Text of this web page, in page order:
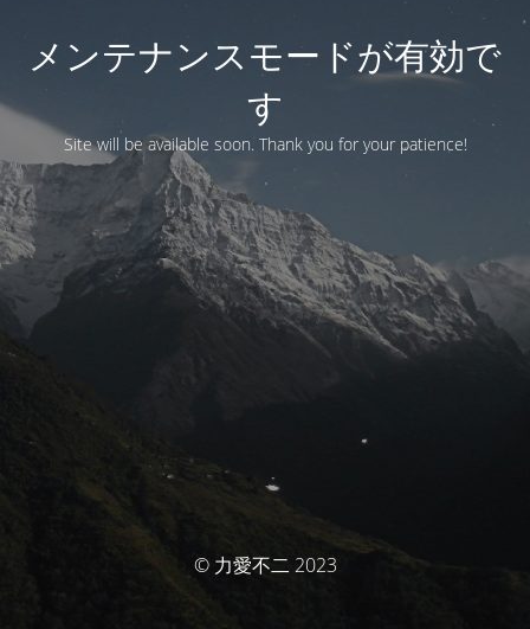
メンテナンスモードが有効で
す
Site will be available soon. Thank you for your patience!
© 力愛不二 2023